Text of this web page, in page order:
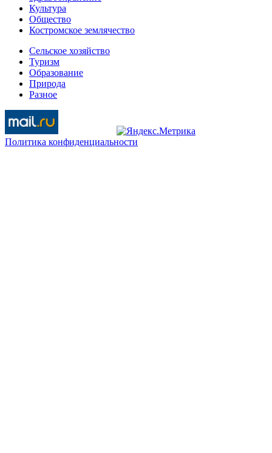
Культура
Общество
Костромское землячество
Сельское хозяйство
Туризм
Образование
Природа
Разное
Политика конфиденциальности